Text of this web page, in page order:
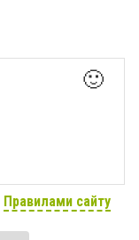
🙂
Правилами сайту